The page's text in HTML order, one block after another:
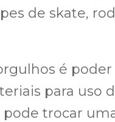
de skate,
é
para uso
trocar